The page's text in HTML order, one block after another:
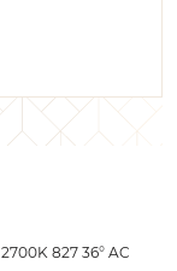
827 36° AC